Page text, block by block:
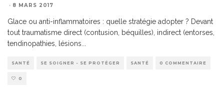
· 8 MARS 2017
Glace ou anti-inflammatoires : quelle stratégie adopter ? Devant
tout traumatisme direct (contusion, béquilles), indirect (entorses,
tendinopathies, lésions
SANTÉ SE SOIGNER - SE PROTÉGER SANTÉ 0 COMMENTAIRE
0